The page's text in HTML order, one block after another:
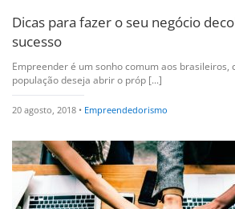
Dicas para fazer o seu negócio
sucesso
Empreender é um sonho comum aos brasileiros,
população deseja abrir o próp [...]
20 agosto, 2018 • Empreendedorismo